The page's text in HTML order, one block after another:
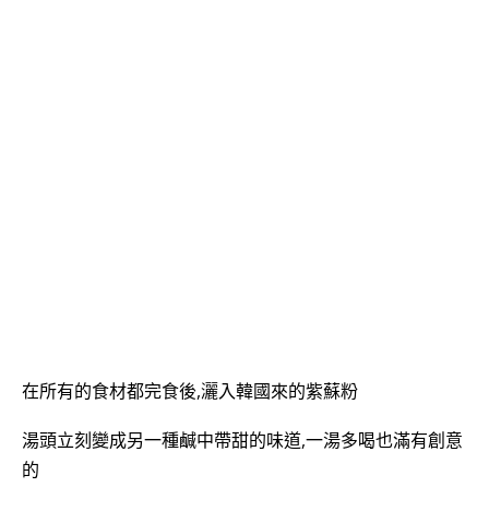
在所有的食材都完食後,灑入韓國來的紫蘇粉
湯頭立刻變成另一種鹹中帶甜的味道,一湯多喝也滿有創意
的